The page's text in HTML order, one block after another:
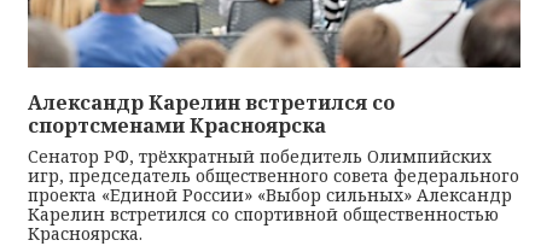
Александр Карелин встретился со
спортсменами Красноярска
Сенатор РФ, трёхкратный победитель Олимпийских
игр, председатель общественного совета федерального
проекта «Единой России» «Выбор сильных» Александр
Карелин встретился со спортивной общественностью
Красноярска.